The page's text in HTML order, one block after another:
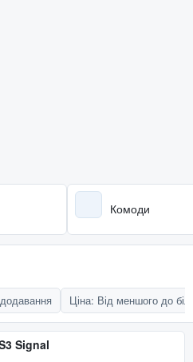
Комоди
Ціна: Від меншого до
Signal